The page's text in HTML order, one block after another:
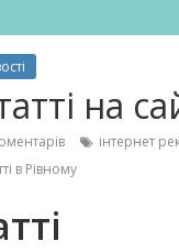
на
інтернет
в Рівному